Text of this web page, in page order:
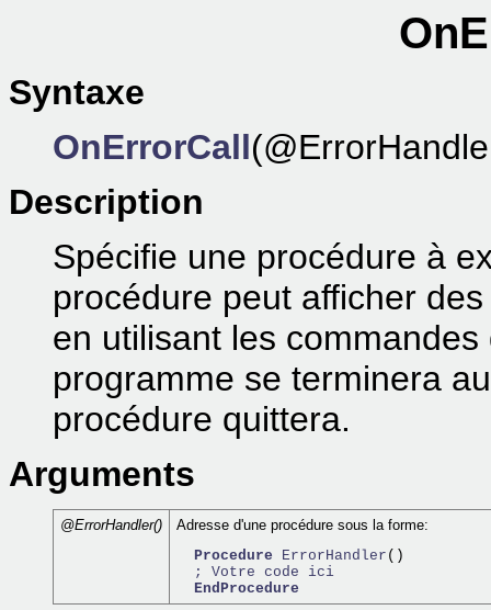
Syntaxe
OnErrorCall
Description
Spécifie une procédure à
procédure peut afficher
en utilisant les
programme se terminera
procédure quittera.
Arguments
@ErrorHandler()
Adresse d'une procédure sous la forme:
Procedure
ErrorHandler ()
; Votre code ici
EndProcedure